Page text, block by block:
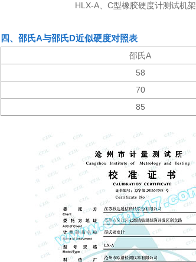
HLX-A、C型橡胶硬度计测试机架
四、邵氏A与邵氏D近似硬度对照表
邵氏A
58
70
85